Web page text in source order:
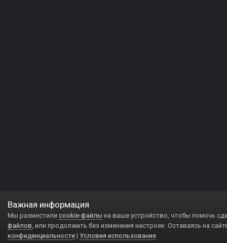
Важная информация
Мы разместили cookie-файлы на ваше устройство, чтобы помочь
файлов, или продолжить без изменения настроек. Оставаясь на
конфиденциальности | Условия использования